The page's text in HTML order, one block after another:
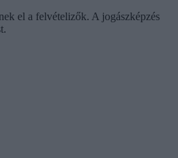
el a felvételizők. A jogászképzés